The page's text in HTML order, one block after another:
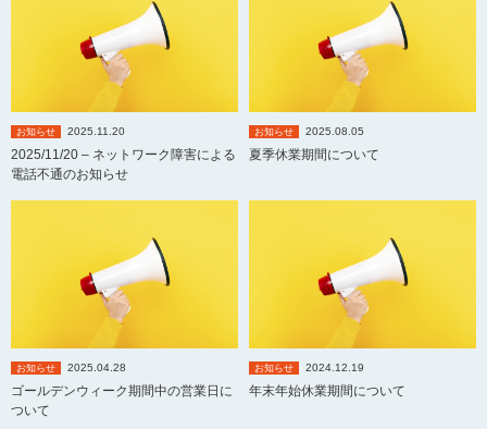
お知らせ 2025.11.20
2025/11/20 – ネットワーク障害による
電話不通のお知らせ
お知らせ 2025.08.05
夏季休業期間について
お知らせ 2025.04.28
ゴールデンウィーク期間中の営業日に
ついて
お知らせ 2024.12.19
年末年始休業期間について